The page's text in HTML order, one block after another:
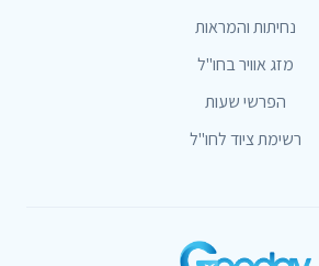
נחיתות והמראות
מזג אוויר בחו"ל
הפרשי שעות
רשימת ציוד לחו"ל